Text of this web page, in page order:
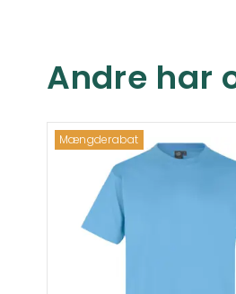
Andre har
Mængderabat